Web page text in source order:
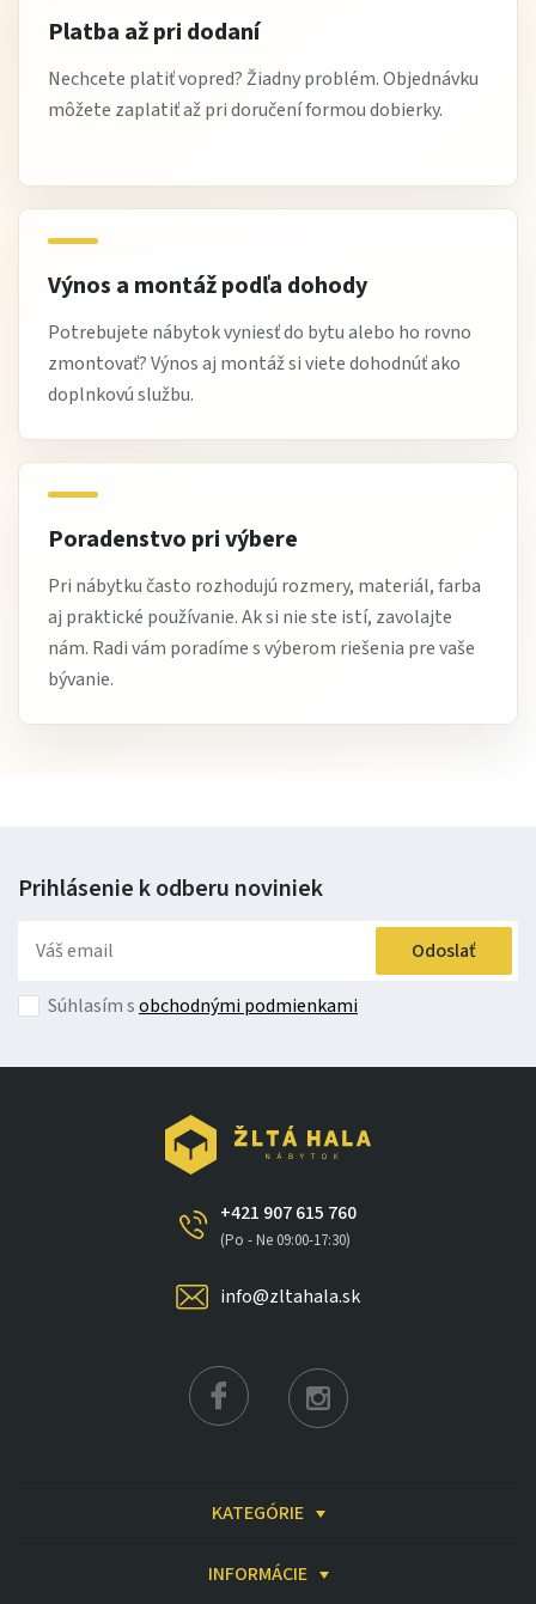
Je stôl stabilný?
Áno, jeho konštrukcia je pevná a stabilná.
Hodí sa do menšej kuchyne?
priestorov.
Vyžaduje náročnú údržbu?
Nie, stačí bežné čistenie jemnou handričkou.
Čo si na ňom zákazníci obľúbili
Zákazníci oceňujú najmäjednoduchý a univerzálny dizajn
ktorý sa hodí do každého interiéru. Veľmi pozitívne
hodnotia ajstabilitu a praktické využitiepri
Stručne:
Jedálenský stôl Max Vje moderný a stabilný jedálenský
stôl s jednoduchým dizajnom vhodný do každej
domácnosti. Ideálne riešenie akojedálenský stôl do
kuchyne
na každodenné použitie.
Platba až pri dodaní
Nechcete platiť vopred? Žiadny problém. Objednávku
môžete zaplatiť až pri doručení formou dobierky.
Výnos a montáž podľa dohody
Potrebujete nábytok vyniesť do bytu alebo ho rovno
zmontovať? Výnos aj montáž si viete dohodnúť ako
doplnkovú službu.
Poradenstvo pri výbere
Pri nábytku často rozhodujú rozmery, materiál, farba
aj praktické používanie. Ak si nie ste istí, zavolajte
nám. Radi vám poradíme s výberom riešenia pre vaše
bývanie.
Prihlásenie k odberu noviniek
Odoslať
Súhlasím sobchodnými podmienkami
+421 907 615 760
(Po - Ne 09:00-17:30)
info@zltahala.sk
KATEGÓRIE
INFORMÁCIE